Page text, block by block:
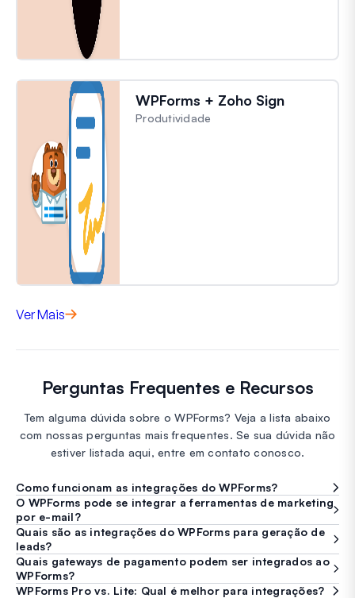
WPForms + Zoho Sign
Produtividade
Ver Mais
Perguntas Frequentes e Recursos
Tem alguma dúvida sobre o WPForms? Veja a lista abaixo
com nossas perguntas mais frequentes. Se sua dúvida não
estiver listada aqui, entre em contato conosco.
Como funcionam as integrações do WPForms?
O WPForms pode se integrar a ferramentas de marketing
por e-mail?
Quais são as integrações do WPForms para geração de
leads?
Quais gateways de pagamento podem ser integrados ao
WPForms?
WPForms Pro vs. Lite: Qual é melhor para integrações?